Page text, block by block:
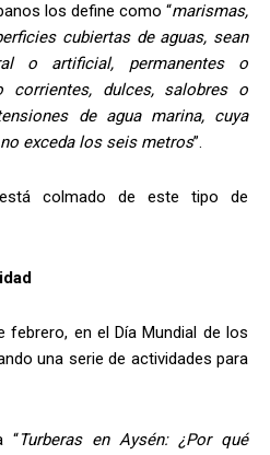
los define como “marismas,
cubiertas de aguas, sean
o artificial, permanentes o
corrientes, dulces, salobres o
de agua marina, cuya
exceda los seis metros”.
colmado de este tipo de
febrero, en el Día Mundial de los
una serie de actividades para
“Turberas en Aysén: ¿Por qué